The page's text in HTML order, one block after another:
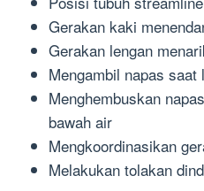
Gerakan kaki
Gerakan lengan
Mengambil napas saat
Menghembuskan
bawah air
Mengkoordinasikan
Melakukan tolakan